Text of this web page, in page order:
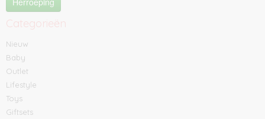
Categorieën
Nieuw
Baby
Outlet
Lifestyle
Toys
Giftsets